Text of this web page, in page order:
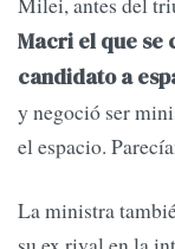
Macri el que se
candidato a
y negoció ser
el espacio.
La ministra